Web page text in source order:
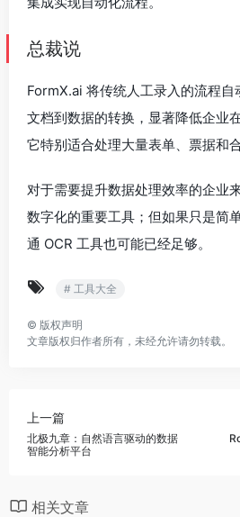
总裁说
FormX.ai 将传统人工录入的流程
文档到数据的转换，显著降低企业
它特别适合处理大量表单、票据和
对于需要提升数据处理效率的企业
数字化的重要工具；但如果只是简
通 OCR 工具也可能已经足够。
# 工具大全
© 版权声明
文章版权归作者所有，未经允许请勿转载。
上一篇
北极九章：自然语言驱动的数据
智能分析平台
相关文章